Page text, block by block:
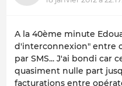
A la 40ème minute
d'interconnexion" entre
par SMS... J'ai bondi car
quasiment nulle part
facturations entre